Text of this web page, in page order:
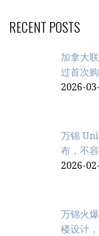
RECENT POSTS
加拿大
过首次
2026-
万锦
布，不
2026-
万锦火
楼设计